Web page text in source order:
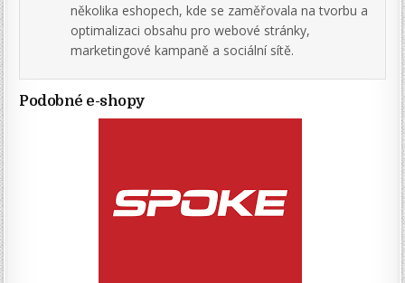
několika eshopech, kde se zaměřovala na tvorbu a
optimalizaci obsahu pro webové stránky,
marketingové kampaně a sociální sítě.
Podobné e-shopy